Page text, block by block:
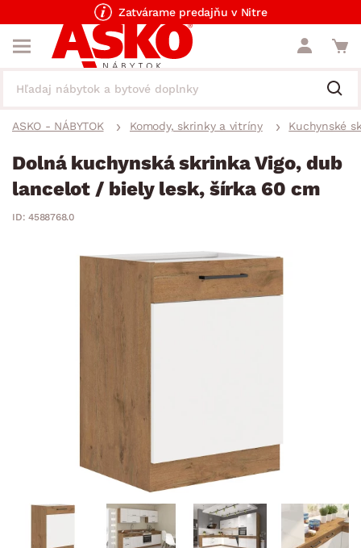
Zatvárame predajňu v Nitre
ASKO - NÁBYTOK Komody, skrinky a vitríny Kuchynské
Dolná kuchynská skrinka Vigo, dub
lancelot / biely lesk, šírka 60 cm
ID: 4588768.0